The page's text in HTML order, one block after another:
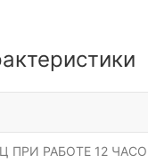
ПРИ РАБОТЕ 12